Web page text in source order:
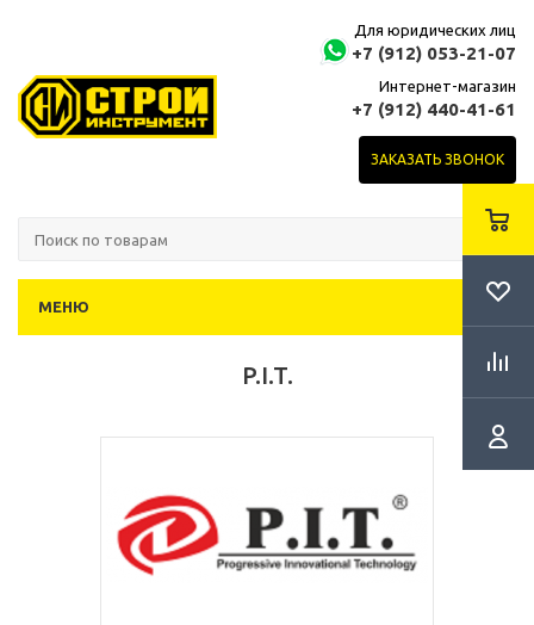
Для юридических лиц
+7 (912) 053-21-07
Интернет-магазин
+7 (912) 440-41-61
ЗАКАЗАТЬ ЗВОНОК
МЕНЮ
P.I.T.